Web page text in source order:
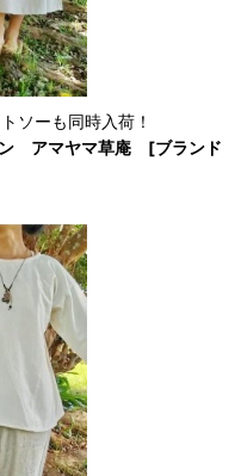
ソーも同時入荷！
アマヤマ草庵 [ブランド